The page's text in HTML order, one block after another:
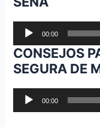
Reproductor
audio
00:00
CONSEJOS
SEGURA DE
Reproductor
00:00